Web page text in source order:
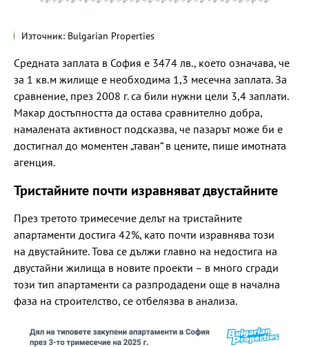
Източник: Bulgarian Properties
Средната заплата в София е 3474 лв., което означава, че
за 1 кв.м жилище е необходима 1,3 месечна заплата. За
сравнение, през 2008 г. са били нужни цели 3,4 заплати.
Макар достъпността да остава сравнително добра,
намалената активност подсказва, че пазарът може би е
достигнал до моментен „таван“ в цените, пише имотната
агенция.
Тристайните почти изравняват двустайните
През третото тримесечие делът на тристайните
апартаменти достига 42%, като почти изравнява този
на двустайните. Това се дължи главно на недостига на
двустайни жилища в новите проекти – в много сгради
този тип апартаменти са разпродадени още в начална
фаза на строителство, се отбелязва в анализа.